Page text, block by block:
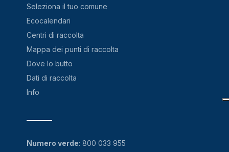
Seleziona il tuo comune
Ecocalendari
Centri di raccolta
Mappa dei punti di raccolta
Dove lo butto
Dati di raccolta
Info
Numero verde: 800 033 955